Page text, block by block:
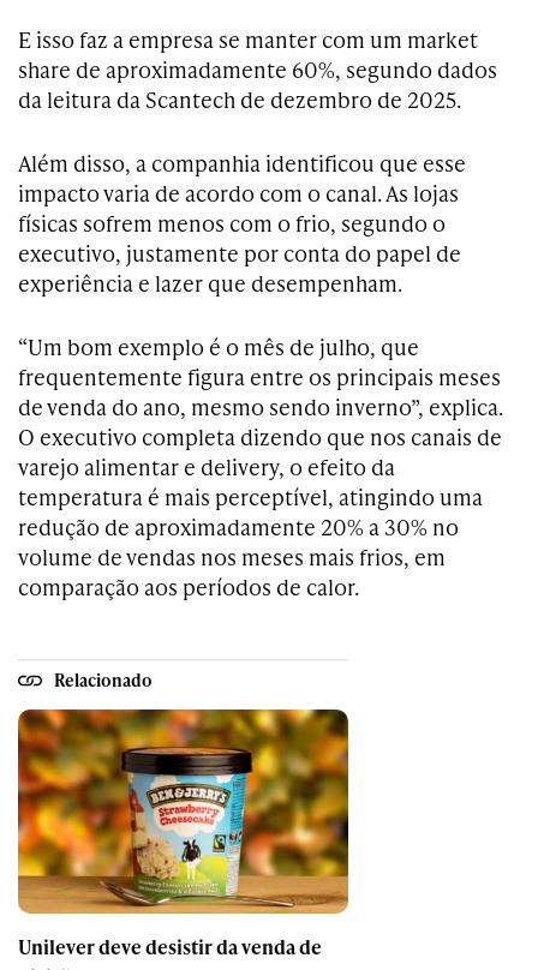
E isso faz a empresa se manter com um market
share de aproximadamente 60%, segundo dados
da leitura da Scantech de dezembro de 2025.
Além disso, a companhia identificou que esse
impacto varia de acordo com o canal. As lojas
físicas sofrem menos com o frio, segundo o
executivo, justamente por conta do papel de
experiência e lazer que desempenham.
“Um bom exemplo é o mês de julho, que
frequentemente figura entre os principais meses
de venda do ano, mesmo sendo inverno”, explica.
O executivo completa dizendo que nos canais de
varejo alimentar e delivery, o efeito da
temperatura é mais perceptível, atingindo uma
redução de aproximadamente 20% a 30% no
volume de vendas nos meses mais frios, em
comparação aos períodos de calor.
Relacionado
Unilever deve desistir da venda de